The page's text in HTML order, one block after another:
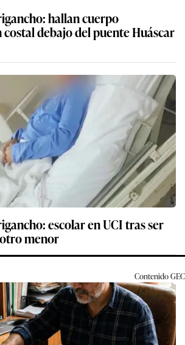
hallan cuerpo
debajo del puente Huáscar
escolar en UCI tras ser
menor
ContenidoGEC